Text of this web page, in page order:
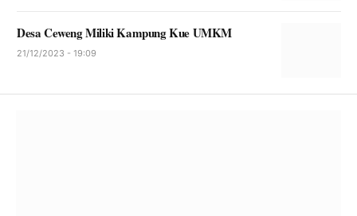
Desa Ceweng Miliki Kampung Kue UMKM
21/12/2023 - 19:09